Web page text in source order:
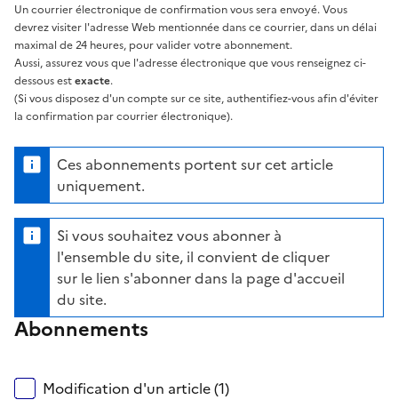
Un courrier électronique de confirmation vous sera envoyé. Vous
devrez visiter l'adresse Web mentionnée dans ce courrier, dans un délai
maximal de 24 heures, pour valider votre abonnement.
Aussi, assurez vous que l'adresse électronique que vous renseignez ci-
dessous estexacte.
(Si vous disposez d'un compte sur ce site, authentifiez-vous afin d'éviter
la confirmation par courrier électronique).
Ces abonnements portent sur cet article
uniquement.
Si vous souhaitez vous abonner à
l'ensemble du site, il convient de cliquer
sur le lien s'abonner dans la page d'accueil
du site.
Abonnements
Modification d'un article (1)